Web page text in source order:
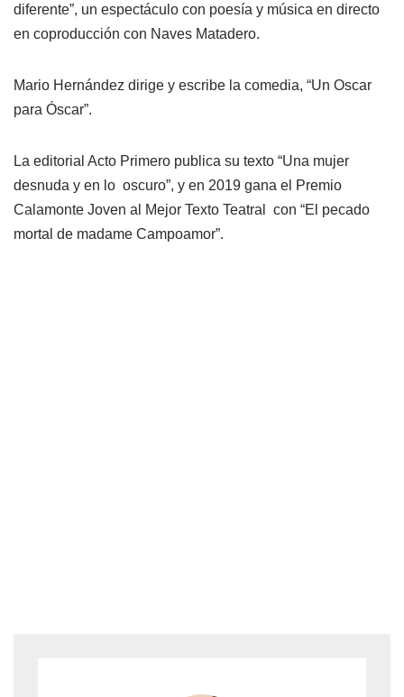
diferente”, un espectáculo con poesía y música en directo
en coproducción con Naves Matadero.
Mario Hernández dirige y escribe la comedia, “Un Oscar
para Óscar”.
La editorial Acto Primero publica su texto “Una mujer
desnuda y en lo oscuro”, y en 2019 gana el Premio
Calamonte Joven al Mejor Texto Teatral con “El pecado
mortal de madame Campoamor”.